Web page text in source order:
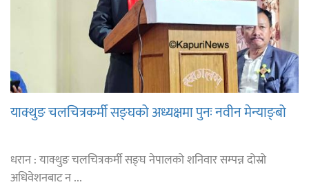
याक्थुङ चलचित्रकर्मी सङ्घको अध्यक्षमा पुनः नवीन मेन्याङ्बो
धरान : याक्थुङ चलचित्रकर्मी सङ्घ नेपालको शनिवार सम्पन्न दोस्रो
अधिवेशनबाट न ...